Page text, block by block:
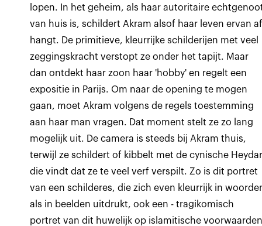
lopen. In het geheim, als haar autoritaire
van huis is, schildert Akram alsof haar leven ervan
hangt. De primitieve, kleurrijke schilderijen met veel
zeggingskracht verstopt ze onder het tapijt. Maar
dan ontdekt haar zoon haar 'hobby' en regelt een
expositie in Parijs. Om naar de opening te mogen
gaan, moet Akram volgens de regels toestemming
aan haar man vragen. Dat moment stelt ze zo lang
mogelijk uit. De camera is steeds bij Akram thuis,
terwijl ze schildert of kibbelt met de cynische
die vindt dat ze te veel verf verspilt. Zo is dit portret
van een schilderes, die zich even kleurrijk in
als in beelden uitdrukt, ook een - tragikomisch
portret van dit huwelijk op islamitische